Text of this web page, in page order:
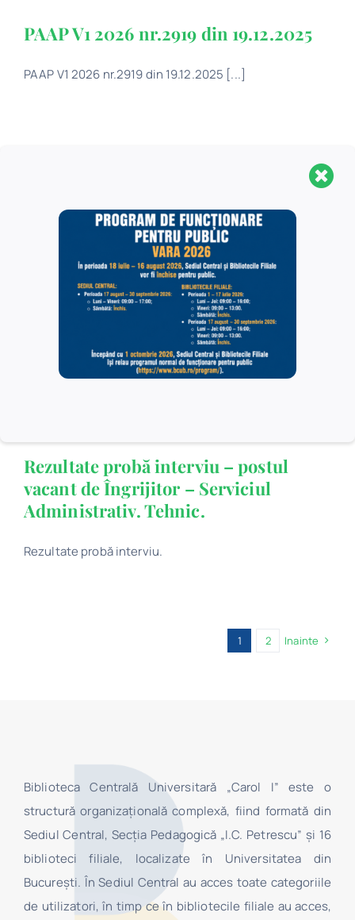
PAAP V1 2026 nr.2919 din 19.12.2025
PAAP V1 2026 nr.2919 din 19.12.2025 [...]
Rezultate finale – postul vacant de
Îngrijitor – Serviciul Administrativ.
Rezultate finale.
Rezultate probă interviu – postul
vacant de Îngrijitor – Serviciul
Administrativ. Tehnic.
Rezultate probă interviu.
1 2 Inainte
Biblioteca Centrală Universitară „Carol I” este o
structură organizaţională complexă, fiind formată din
Sediul Central, Secţia Pedagogică „I.C. Petrescu” şi 16
biblioteci filiale, localizate în Universitatea din
Bucureşti. În Sediul Central au acces toate categoriile
de utilizatori, în timp ce în bibliotecile filiale au acces,